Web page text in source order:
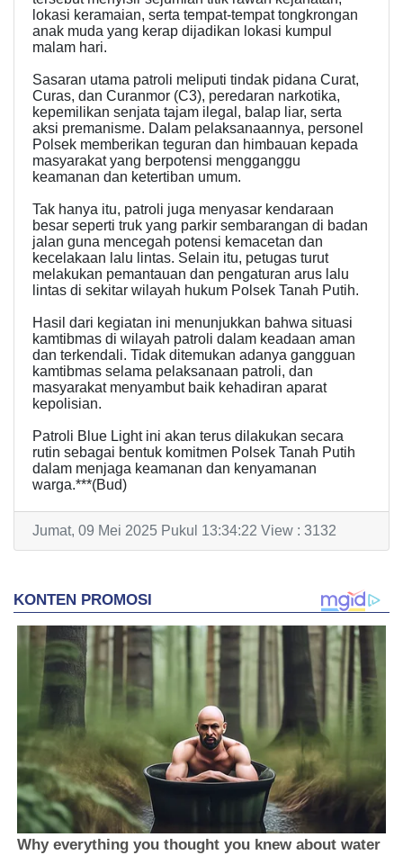
lokasi keramaian, serta tempat-tempat tongkrongan
anak muda yang kerap dijadikan lokasi kumpul
malam hari.
Sasaran utama patroli meliputi tindak pidana Curat,
Curas, dan Curanmor (C3), peredaran narkotika,
kepemilikan senjata tajam ilegal, balap liar, serta
aksi premanisme. Dalam pelaksanaannya, personel
Polsek memberikan teguran dan himbauan kepada
masyarakat yang berpotensi mengganggu
keamanan dan ketertiban umum.
Tak hanya itu, patroli juga menyasar kendaraan
besar seperti truk yang parkir sembarangan di badan
jalan guna mencegah potensi kemacetan dan
kecelakaan lalu lintas. Selain itu, petugas turut
melakukan pemantauan dan pengaturan arus lalu
lintas di sekitar wilayah hukum Polsek Tanah Putih.
Hasil dari kegiatan ini menunjukkan bahwa situasi
kamtibmas di wilayah patroli dalam keadaan aman
dan terkendali. Tidak ditemukan adanya gangguan
kamtibmas selama pelaksanaan patroli, dan
masyarakat menyambut baik kehadiran aparat
kepolisian.
Patroli Blue Light ini akan terus dilakukan secara
rutin sebagai bentuk komitmen Polsek Tanah Putih
dalam menjaga keamanan dan kenyamanan
warga.***(Bud)
Jumat, 09 Mei 2025 Pukul 13:34:22 View : 3132